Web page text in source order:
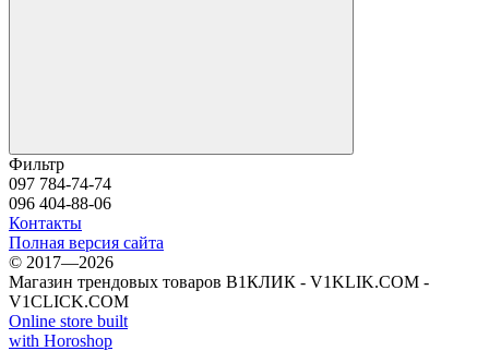
Фильтр
097 784-74-74
096 404-88-06
Контакты
Полная версия сайта
© 2017—2026
Магазин трендовых товаров В1КЛИК - V1KLIK.COM -
V1CLICK.COM
Online store built
with Horoshop